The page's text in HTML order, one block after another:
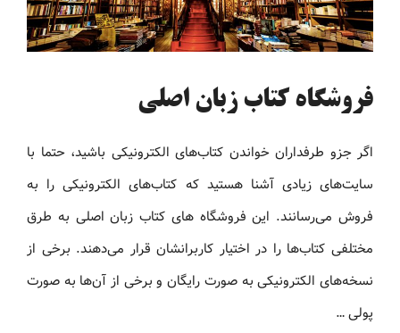
فروشگاه کتاب زبان اصلی
اگر جزو طرفداران خواندن کتاب‌های الکترونیکی باشید، حتما با
سایت‌های زیادی آشنا هستید که کتاب‌های الکترونیکی را به
فروش می‌رسانند. این فروشگاه های کتاب زبان اصلی به طرق
مختلفی کتاب‌ها را در اختیار کاربرانشان قرار می‌دهند. برخی از
نسخه‌های الکترونیکی به صورت رایگان و برخی از آن‌ها به صورت
پولی …